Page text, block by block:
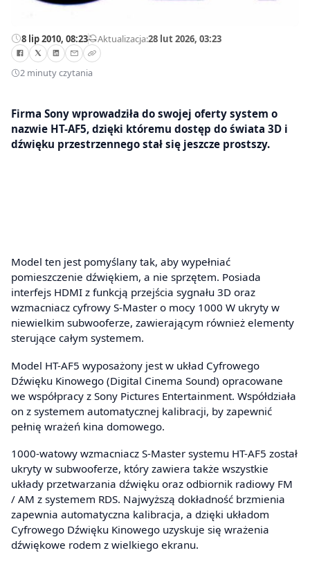
8 lip 2010, 08:23—Aktualizacja:28 lut 2026, 03:23
2 minuty czytania
Firma Sony wprowadziła do swojej oferty system o
nazwie HT-AF5, dzięki któremu dostęp do świata 3D i
dźwięku przestrzennego stał się jeszcze prostszy.
Model ten jest pomyślany tak, aby wypełniać
pomieszczenie dźwiękiem, a nie sprzętem. Posiada
interfejs HDMI z funkcją przejścia sygnału 3D oraz
wzmacniacz cyfrowy S-Master o mocy 1000 W ukryty w
niewielkim subwooferze, zawierającym również elementy
sterujące całym systemem.
Model HT-AF5 wyposażony jest w układ Cyfrowego
Dźwięku Kinowego (Digital Cinema Sound) opracowane
we współpracy z Sony Pictures Entertainment. Współdziała
on z systemem automatycznej kalibracji, by zapewnić
pełnię wrażeń kina domowego.
1000-watowy wzmacniacz S-Master systemu HT-AF5 został
ukryty w subwooferze, który zawiera także wszystkie
układy przetwarzania dźwięku oraz odbiornik radiowy FM
/ AM z systemem RDS. Najwyższą dokładność brzmienia
zapewnia automatyczna kalibracja, a dzięki układom
Cyfrowego Dźwięku Kinowego uzyskuje się wrażenia
dźwiękowe rodem z wielkiego ekranu.